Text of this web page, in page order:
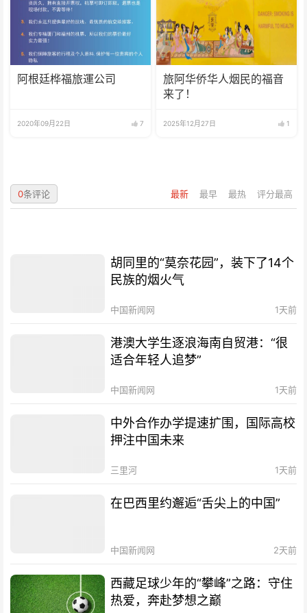
阿根廷桦福旅運公司
2020年09月22日 7
旅阿华侨华人烟民的福音
来了！
2025年12月27日 1
最新 最早 最热 评分最高
0条评论
胡同里的“莫奈花园”，装下了14个
民族的烟火气
中国新闻网 1天前
港澳大学生逐浪海南自贸港：“很
适合年轻人追梦”
中国新闻网 1天前
中外合作办学提速扩围，国际高校
押注中国未来
三里河 1天前
在巴西里约邂逅“舌尖上的中国”
中国新闻网 2天前
西藏足球少年的“攀峰”之路：守住
热爱，奔赴梦想之巅